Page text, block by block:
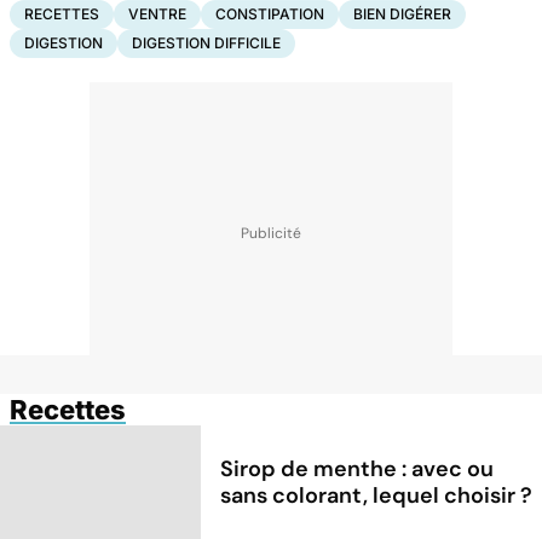
RECETTES VENTRE CONSTIPATION
BIEN DIGÉRER
DIGESTION
DIGESTION DIFFICILE
Recettes
Sirop de menthe : avec ou
sans colorant, lequel choisir ?